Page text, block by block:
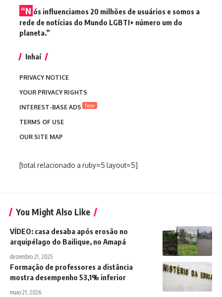
“N ós influenciamos 20 milhões de usuários e somos a
rede de notícias do Mundo LGBTI+ número um do
planeta.”
Inhaí
PRIVACY NOTICE
YOUR PRIVACY RIGHTS
INTEREST-BASE ADS
New
TERMS OF USE
OUR SITE MAP
[total relacionado a ruby=5 layout=5]
You Might Also Like
VÍDEO: casa desaba após erosão no
arquipélago do Bailique, no Amapá
dezembro 21, 2025
Formação de professores a distância
mostra desempenho 53,1% inferior
maio 21, 2026